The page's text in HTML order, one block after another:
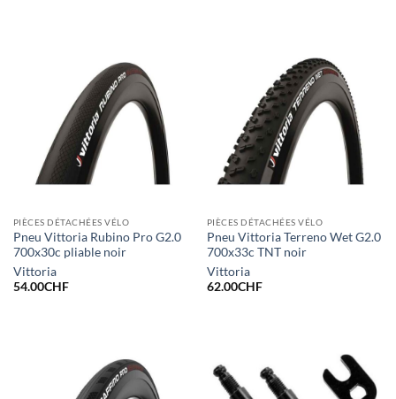
PIÈCES DÉTACHÉES VÉLO
Pneu Vittoria Rubino Pro G2.0
700x30c pliable noir
Vittoria
54.00CHF
PIÈCES DÉTACHÉES VÉLO
Pneu Vittoria Terreno Wet G2.0
700x33c TNT noir
Vittoria
62.00CHF